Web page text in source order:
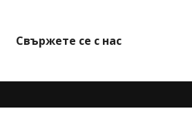
Свържете се с нас